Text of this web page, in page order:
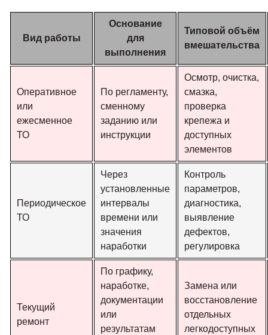
Вид работы
Основание
для
выполнения
Типовой объём
вмешательства
Оперативное
или
ежесменное
ТО
По регламенту,
сменному
заданию или
инструкции
Осмотр, очистка,
смазка,
проверка
крепежа и
доступных
элементов
Периодическое
ТО
Через
установленные
интервалы
времени или
значения
наработки
Контроль
параметров,
диагностика,
выявление
дефектов,
регулировка
Текущий
ремонт
По графику,
наработке,
документации
или
результатам
Замена или
восстановление
отдельных
легкодоступных